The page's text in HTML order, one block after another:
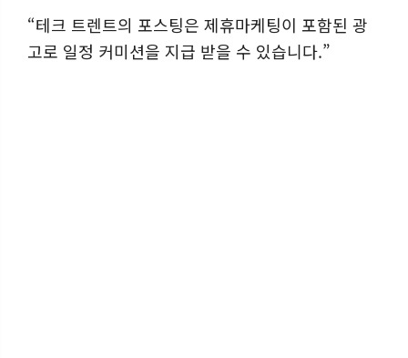
“테크 트렌트의 포스팅은 제휴마케팅이 포함된 광
고로 일정 커미션을 지급 받을 수 있습니다.”